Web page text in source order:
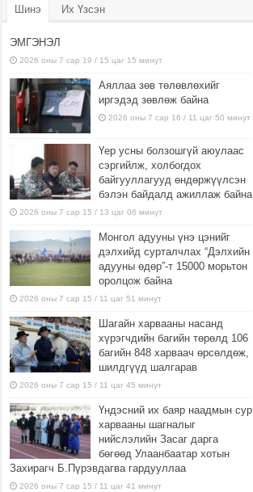
Шинэ Их Үзсэн
ЭМГЭНЭЛ
2026 оны 7 сар 19 / 15 цаг 15 минут
Аяллаа зөв төлөвлөхийг
иргэдэд зөвлөж байна
2026 оны 7 сар 16 / 11 цаг 50 минут
Үер усны болзошгүй аюулаас
сэргийлж, холбогдох
байгууллагууд өндөржүүлсэн
бэлэн байдалд ажиллаж байна
2026 оны 7 сар 15 / 13 цаг 06 минут
Монгол адууны үнэ цэнийг
дэлхийд сурталчлах “Дэлхийн
адууны өдөр”-т 15000 морьтон
оролцож байна
2026 оны 7 сар 15 / 11 цаг 51 минут
Шагайн харвааны насанд
хүрэгчдийн багийн төрөлд 106
багийн 848 харваач өрсөлдөж,
шилдгүүд шалгарав
2026 оны 7 сар 15 / 11 цаг 45 минут
Үндэсний их баяр наадмын сур
харвааны шагналыг
нийслэлийн Засаг дарга
бөгөөд Улаанбаатар хотын
Захирагч Б.Пүрэвдагва гардууллаа
2026 оны 7 сар 15 / 11 цаг 41 минут